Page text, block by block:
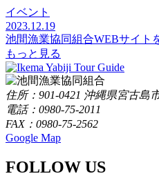
イベント
2023.12.19
池間漁業協同組合WEBサイト
もっと見る
住所：901-0421 沖縄県宮古島
電話：0980-75-2011
FAX：0980-75-2562
Google Map
FOLLOW US